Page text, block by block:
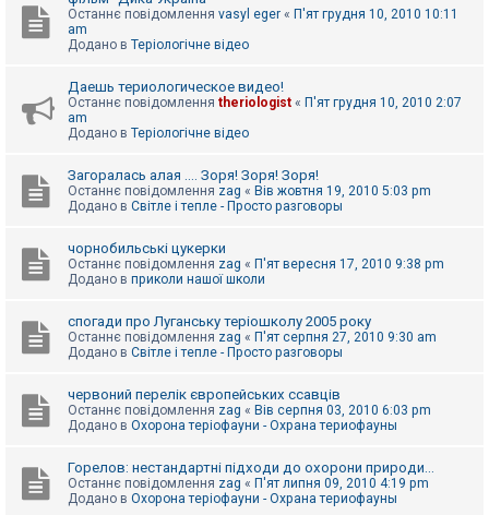
Останнє повідомлення vasyl eger « П'ят грудня 10, 2010 10:11
am
Додано в Теріологічне відео
Даешь териологическое видео!
Останнє повідомлення theriologist « П'ят грудня 10, 2010 2:07
am
Додано в Теріологічне відео
Загоралась алая .... Зоря! Зоря! Зоря!
Останнє повідомлення zag « Вів жовтня 19, 2010 5:03 pm
Додано в Світле і тепле - Просто разговоры
чорнобильські цукерки
Останнє повідомлення zag « П'ят вересня 17, 2010 9:38 pm
Додано в приколи нашої школи
спогади про Луганську теріошколу 2005 року
Останнє повідомлення zag « П'ят серпня 27, 2010 9:30 am
Додано в Світле і тепле - Просто разговоры
червоний перелік європейських ссавців
Останнє повідомлення zag « Вів серпня 03, 2010 6:03 pm
Додано в Охорона теріофауни - Охрана териофауны
Горелов: нестандартні підходи до охорони природи...
Останнє повідомлення zag « П'ят липня 09, 2010 4:19 pm
Додано в Охорона теріофауни - Охрана териофауны